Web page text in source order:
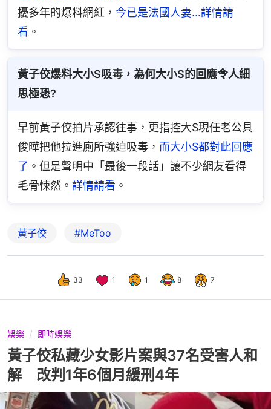
擾多年的爆料網紅， 今已是法國人妻...詳情請
看 。
黃子佼爆料大小S吸毒，為何大小S的回應令人細
思極恐?
早前黃子佼拍片承認往事，更指控大S現任老公具
俊曄把他拉進廁所強迫吸毒， 而大小S都對此回應
了 。但是聲明中「最後一段話」讓不少網友看得
毛骨悚然。 詳情請看 。
黃子佼 #MeToo
33 1 1 8 7
娛樂 即時娛樂
黃子佼私藏少女影片案與37名受害人和
解 改判1年6個月緩刑4年